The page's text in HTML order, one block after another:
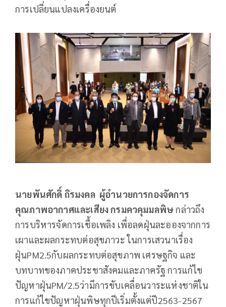
การเปลี่ยนแปลงเครื่องยนต์
นายพันศักดิ์ ถิรมงคล ผู้อำนวยการกองจัดการ
คุณภาพอากาศและเสียง กรมควคุมมลพิษกล่าวถึง
การบริหารจัดการเชื้อเพลิง เพื่อลดฝุ่นละอองจากการ
เผาและผลกระทบต่อสุขภาวะ ในการเสวนาเรื่อง
ฝุ่นPM2.5กับผลกระทบต่อสุขภาพ เศรษฐกิจ และ
บทบาทของภาคประชาสังคมและภาครัฐ การแก้ไข
ปัญหาฝุ่นPM/2.5ว่ามีการขับเคลื่อนวาระแห่งชาติใน
การแก้ไขปัญหาฝุ่นพิษทุกปีเริ่มตั้งแต่ปี2563-2567